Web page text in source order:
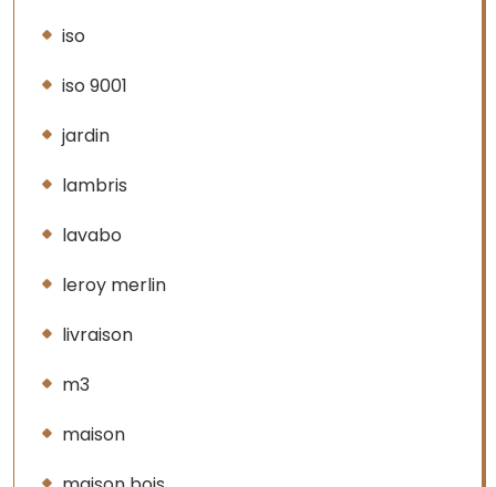
iso
iso 9001
jardin
lambris
lavabo
leroy merlin
livraison
m3
maison